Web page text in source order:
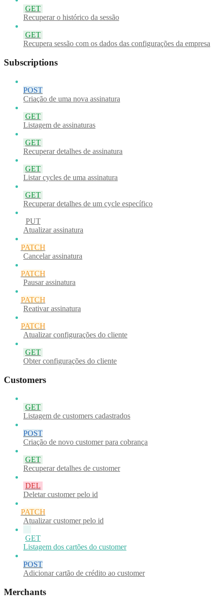
GET
Recuperar o histórico da sessão
GET
Recupera sessão com os dados das configurações da empresa
Subscriptions
POST
Criação de uma nova assinatura
GET
Listagem de assinaturas
GET
Recuperar detalhes de assinatura
GET
Listar cycles de uma assinatura
GET
Recuperar detalhes de um cycle específico
PUT
Atualizar assinatura
PATCH
Cancelar assinatura
PATCH
Pausar assinatura
PATCH
Reativar assinatura
PATCH
Atualizar configurações do cliente
GET
Obter configurações do cliente
Customers
GET
Listagem de customers cadastrados
POST
Criação de novo customer para cobrança
GET
Recuperar detalhes de customer
DEL
Deletar customer pelo id
PATCH
Atualizar customer pelo id
GET
Listagem dos cartões do customer
POST
Adicionar cartão de crédito ao customer
Merchants